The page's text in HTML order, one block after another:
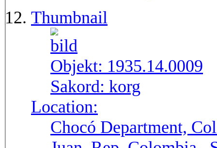
Thumbnail
Objekt: 1935.14.0009
Sakord: korg
Location:
Chocó Department,